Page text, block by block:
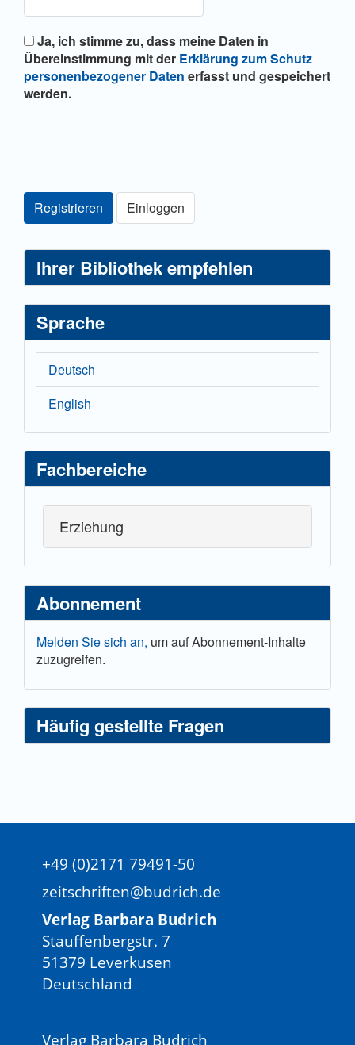
Übereinstimmung mit der Erklärung zum Schutz
personenbezogener Daten erfasst und gespeichert
werden.
Registrieren Einloggen
Ihrer Bibliothek empfehlen
Sprache
Deutsch
English
Fachbereiche
Erziehung
Abonnement
Melden Sie sich an, um auf Abonnement-Inhalte
zuzugreifen.
Häufig gestellte Fragen
+49 (0)2171 79491-50
zeitschriften@budrich.de
Verlag Barbara Budrich
Stauffenbergstr. 7
51379 Leverkusen
Deutschland
Verlag Barbara Budrich